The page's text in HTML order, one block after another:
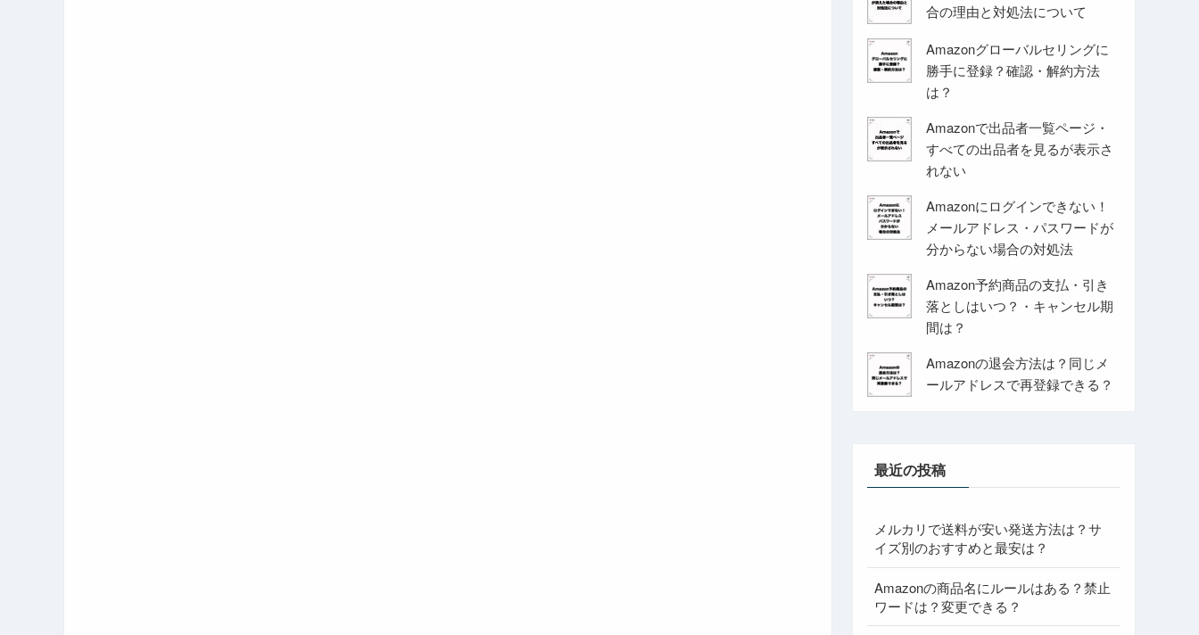
合の理由と対処法について
Amazonグローバルセリングに
勝手に登録？確認・解約方法
は？
Amazonで出品者一覧ページ・
すべての出品者を見るが表示さ
れない
Amazonにログインできない！
メールアドレス・パスワードが
分からない場合の対処法
Amazon予約商品の支払・引き
落としはいつ？・キャンセル期
間は？
Amazonの退会方法は？同じメ
ールアドレスで再登録できる？
最近の投稿
メルカリで送料が安い発送方法は？サ
イズ別のおすすめと最安は？
Amazonの商品名にルールはある？禁止
ワードは？変更できる？